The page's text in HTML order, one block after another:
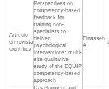
Artículo
en revista
científica
Perspectives on
competency-based
feedback for
training non-
specialists to
deliver
psychological
interventions: multi-
site qualitative
study of the EQUIP
competency-based
approach
Elnasseh
A.
Development and